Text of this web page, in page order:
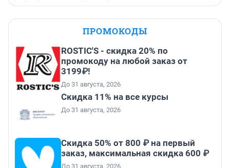
ПРОМОКОДЫ
ROSTIC'S - скидка 20% по
промокоду на любой заказ от
3199₽!
До 31 августа, 2026
Скидка 11% на все курсы
До 31 августа, 2026
Скидка 50% от 800 ₽ на первый
заказ, максимальная скидка 600 ₽
До 31 августа, 2026